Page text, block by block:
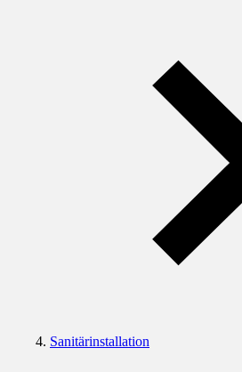
Sanitärinstallation